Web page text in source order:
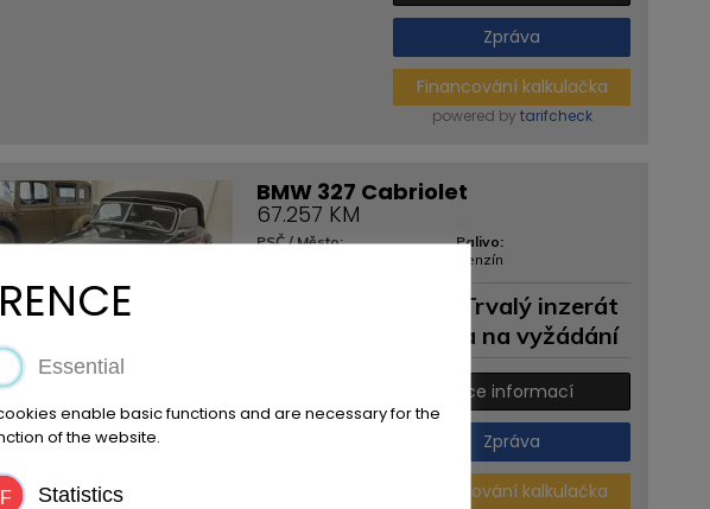
Zpráva
Financování kalkulačka
powered by tarifcheck
BMW 327 Cabriolet
67.257 KM
PSČ / Město:
Palivo:
Benzín
Trvalý inzerát
Cena na vyžádání
Více informací
Zpráva
Financování kalkulačka
Essential
enable basic functions and are necessary for the
of the website.
Statistics